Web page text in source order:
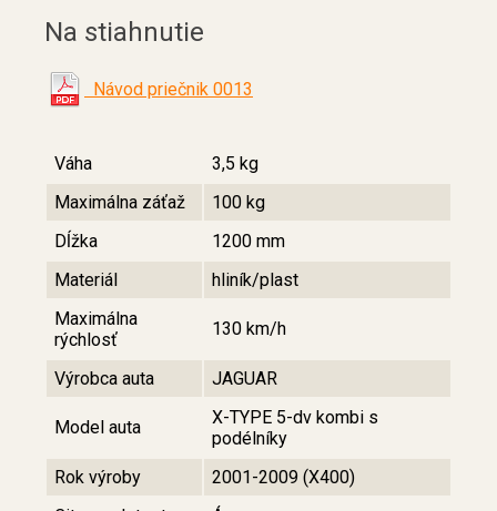
Na stiahnutie
Návod priečnik 0013
Váha
3,5 kg
Maximálna záťaž
100 kg
Dĺžka
1200 mm
Materiál
hliník/plast
Maximálna
rýchlosť
130 km/h
Výrobca auta JAGUAR
Model auta
X-TYPE 5-dv kombi s
podélníky
Rok výroby
2001-2009 (X400)